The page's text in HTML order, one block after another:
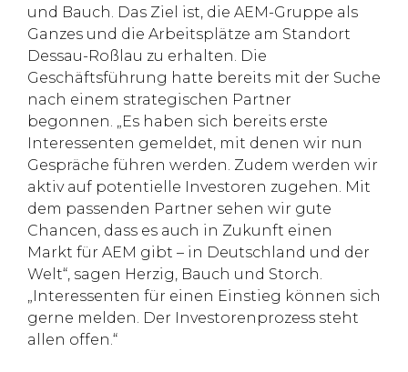
und Bauch. Das Ziel ist, die AEM-Gruppe als
Ganzes und die Arbeitsplätze am Standort
Dessau-Roßlau zu erhalten. Die
Geschäftsführung hatte bereits mit der Suche
nach einem strategischen Partner
begonnen. „Es haben sich bereits erste
Interessenten gemeldet, mit denen wir nun
Gespräche führen werden. Zudem werden wir
aktiv auf potentielle Investoren zugehen. Mit
dem passenden Partner sehen wir gute
Chancen, dass es auch in Zukunft einen
Markt für AEM gibt – in Deutschland und der
Welt“, sagen Herzig, Bauch und Storch.
„Interessenten für einen Einstieg können sich
gerne melden. Der Investorenprozess steht
allen offen.“